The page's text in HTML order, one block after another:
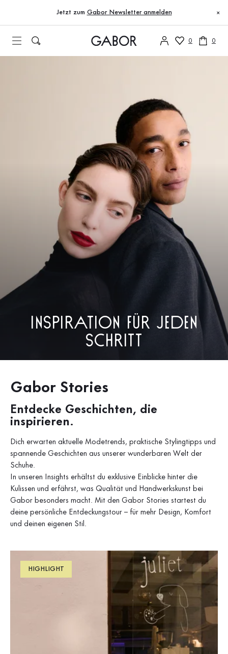
Zum Inhaltsverzeichnis
Zur Hauptnavigation
Jetzt zum Gabor Newsletter anmelden ×
0 0
Inspiration für jeden
Schritt
Gabor Stories
Entdecke Geschichten, die
inspirieren.
Dich erwarten aktuelle Modetrends, praktische Stylingtipps und
spannende Geschichten aus unserer wunderbaren Welt der
Schuhe.
In unseren Insights erhältst du exklusive Einblicke hinter die
Kulissen und erfährst, was Qualität und Handwerkskunst bei
Gabor besonders macht. Mit den Gabor Stories startest du
deine persönliche Entdeckungstour – für mehr Design, Komfort
und deinen eigenen Stil.
HIGHLIGHT